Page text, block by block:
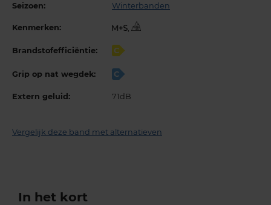
Seizoen: Winterbanden
Kenmerken: ,
Brandstofefficiëntie: C
Grip op nat wegdek: C
Extern geluid: 71dB
Vergelijk deze band met alternatieven
In het kort